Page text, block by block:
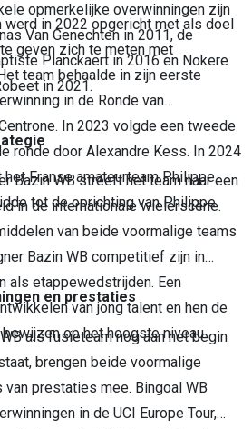
opmerkelijke overwinningen zijn
Van Genechten in 2011, de
Planckaert in 2016 en Nokere
in 2021.
werd in 2022 opgericht met als doel
geven zich te meten met
team behaalde in zijn eerste
in de Ronde van
In 2023 volgde een tweede
ronde door Alexandre Kess. In 2024
Franse amateurteam Philippe
tot de oprichting van Philippe
Bazin WB streeft het team naar een
in de internationale wielerscène.
van beide voormalige teams
Bazin WB competitief zijn in
als etappewedstrijden. Een
van jong talent en hen de
op het hoogste niveau.
en prestaties
als fusieteam nog aan het begin
brengen beide voormalige
prestaties mee. Bingoal WB
in de UCI Europe Tour,